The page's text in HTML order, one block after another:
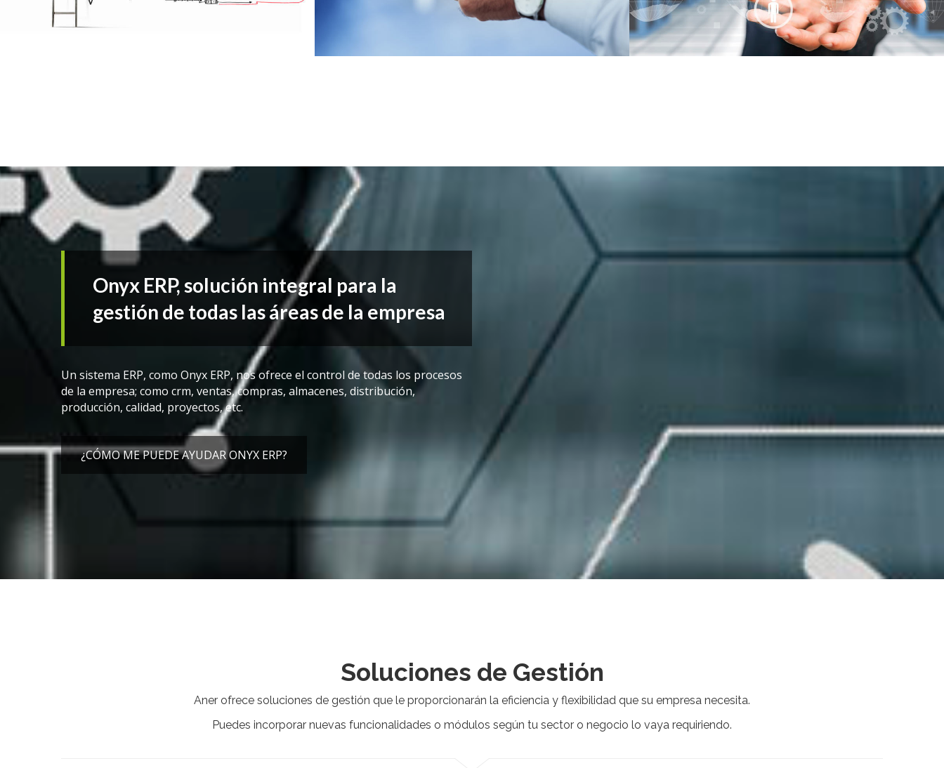
Onyx ERP, solución integral para la
gestión de todas las áreas de la empresa
Un sistema ERP, como Onyx ERP, nos ofrece el control de todas los procesos
de la empresa; como crm, ventas, compras, almacenes, distribución,
producción, calidad, proyectos, etc.
¿CÓMO ME PUEDE AYUDAR ONYX ERP?
Soluciones de Gestión
Aner ofrece soluciones de gestión que le proporcionarán la eficiencia y flexibilidad que su empresa necesita.
Puedes incorporar nuevas funcionalidades o módulos según tu sector o negocio lo vaya requiriendo.